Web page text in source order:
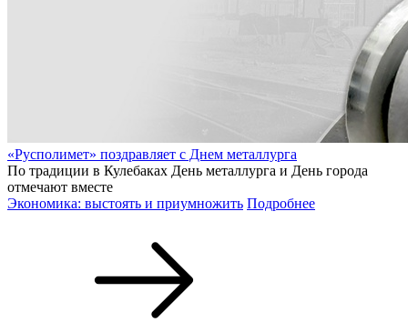
«Русполимет» поздравляет с Днем металлурга
По традиции в Кулебаках День металлурга и День города
отмечают вместе
Экономика: выстоять и приумножить Подробнее